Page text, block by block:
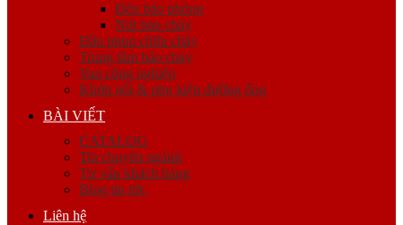
Đèn báo phòng
Nút báo cháy
Đầu phun chữa cháy
Trung tâm báo cháy
Van công nghiệp
Khớp nối & phụ kiện đường ống
BÀI VIẾT
CATALOG
Tin chuyên ngành
Tư vấn khách hàng
Blog tin tức
Liên hệ